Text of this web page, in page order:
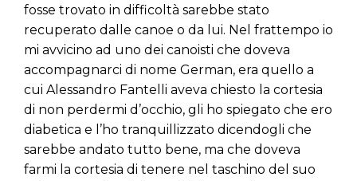
fosse trovato in difficoltà sarebbe stato
recuperato dalle canoe o da lui. Nel frattempo io
mi avvicino ad uno dei canoisti che doveva
accompagnarci di nome German, era quello a
cui Alessandro Fantelli aveva chiesto la cortesia
di non perdermi d’occhio, gli ho spiegato che ero
diabetica e l’ho tranquillizzato dicendogli che
sarebbe andato tutto bene, ma che doveva
farmi la cortesia di tenere nel taschino del suo